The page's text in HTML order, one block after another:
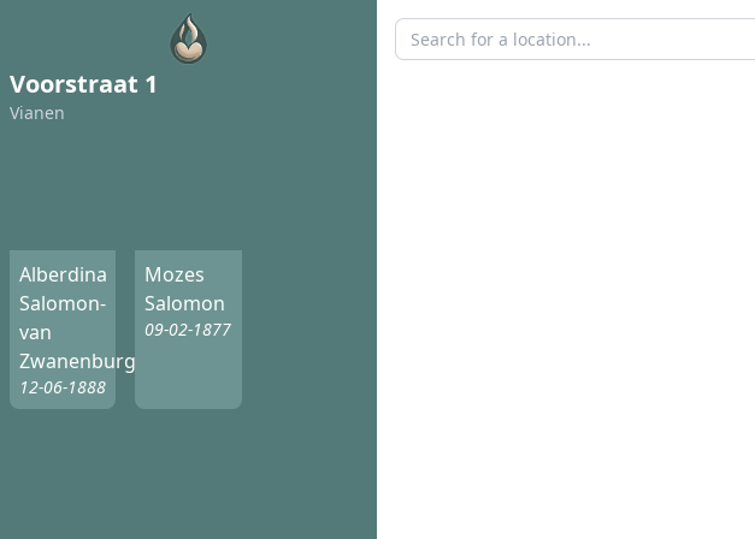
Voorstraat 1
Vianen
Alberdina
Salomon-
van
Zwanenburg
12-06-1888
Mozes
Salomon
09-02-1877